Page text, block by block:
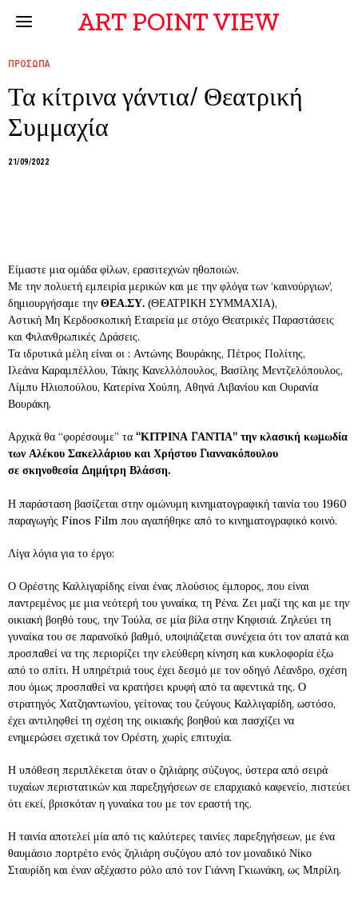
ART POINT VIEW
ΠΡΟΣΩΠΑ
Τα κίτρινα γάντια/ Θεατρική
Συμμαχία
21/09/2022
Είμαστε μια ομάδα φίλων, ερασιτεχνών ηθοποιών.
Με την πολυετή εμπειρία μερικών και με την φλόγα των ‘καινούργιων’,
δημιουργήσαμε την ΘΕΑ.ΣΥ. (ΘΕΑΤΡΙΚΗ ΣΥΜΜΑΧΙΑ),
Αστική Μη Κερδοσκοπική Εταιρεία με στόχο Θεατρικές Παραστάσεις
και Φιλανθρωπικές Δράσεις.
Τα ιδρυτικά μέλη είναι οι : Αντώνης Βουράκης, Πέτρος Πολίτης,
Ιλεάνα Καραμπέλλου, Τάκης Κανελλόπουλος, Βασίλης Μεντζελόπουλος,
Λίμπυ Ηλιοπούλου, Κατερίνα Χούπη, Αθηνά Λιβανίου και Ουρανία
Βουράκη.
Αρχικά θα “φορέσουμε” τα “ΚΙΤΡΙΝΑ ΓΑΝΤΙΑ” την κλασική κωμωδία
των Αλέκου Σακελλάριου και Χρήστου Γιαννακόπουλου
σε σκηνοθεσία Δημήτρη Βλάσση.
Η παράσταση βασίζεται στην ομώνυμη κινηματογραφική ταινία του 1960
παραγωγής Finos Film που αγαπήθηκε από το κινηματογραφικό κοινό.
Λίγα λόγια για το έργο:
Ο Ορέστης Καλλιγαρίδης είναι ένας πλούσιος έμπορος, που είναι
παντρεμένος με μια νεότερή του γυναίκα, τη Ρένα. Ζει μαζί της και με την
οικιακή βοηθό τους, την Τούλα, σε μία βίλα στην Κηφισιά. Ζηλεύει τη
γυναίκα του σε παρανοϊκό βαθμό, υποψιάζεται συνέχεια ότι τον απατά και
προσπαθεί να της περιορίζει την ελεύθερη κίνηση και κυκλοφορία έξω
από το σπίτι. Η υπηρέτριά τους έχει δεσμό με τον οδηγό Λέανδρο, σχέση
που όμως προσπαθεί να κρατήσει κρυφή από τα αφεντικά της. Ο
στρατηγός Χατζηαντωνίου, γείτονας του ζεύγους Καλλιγαρίδη, ωστόσο,
έχει αντιληφθεί τη σχέση της οικιακής βοηθού και πασχίζει να
ενημερώσει σχετικά τον Ορέστη, χωρίς επιτυχία.
Η υπόθεση περιπλέκεται όταν ο ζηλιάρης σύζυγος, ύστερα από σειρά
τυχαίων περιστατικών και παρεξηγήσεων σε επαρχιακό καφενείο, πιστεύει
ότι εκεί, βρισκόταν η γυναίκα του με τον εραστή της.
Η ταινία αποτελεί μία από τις καλύτερες ταινίες παρεξηγήσεων, με ένα
θαυμάσιο πορτρέτο ενός ζηλιάρη συζύγου από τον μοναδικό Νίκο
Σταυρίδη και έναν αξέχαστο ρόλο από τον Γιάννη Γκιωνάκη, ως Μπρίλη.